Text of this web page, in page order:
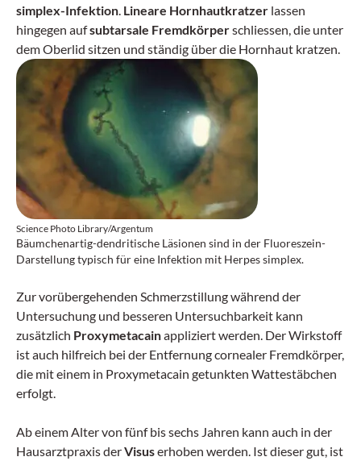
simplex-Infektion Lineare Hornhautkratzer lassen
hingegen aufsubtarsale Fremdkörperschliessen, die unter
dem Oberlid sitzen und ständig über die Hornhaut kratzen.
Science Photo Library/Argentum
Bäumchenartig-dendritische Läsionen sind in der Fluoreszein-
Darstellung typisch für eine Infektion mit Herpes simplex.
Zur vorübergehenden Schmerzstillung während der
Untersuchung und besseren Untersuchbarkeit kann
zusätzlich Proxymetacainappliziert werden. Der Wirkstoff
ist auch hilfreich bei der Entfernung cornealer Fremdkörper,
die mit einem in Proxymetacain getunkten Wattestäbchen
erfolgt.
Ab einem Alter von fünf bis sechs Jahren kann auch in der
Hausarztpraxis derVisuserhoben werden. Ist dieser gut, ist